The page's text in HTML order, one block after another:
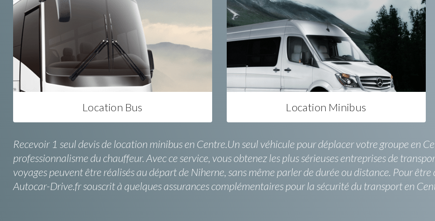
Location Bus Location Minibus
Recevoir 1 seul devis de location minibus en Centre.Un seul véhicule pour déplacer votre groupe en
professionnalisme du chauffeur. Avec ce service, vous obtenez les plus sérieuses entreprises de
voyages peuvent être réalisés au départ de Niherne, sans même parler de durée ou distance. Pour
Autocar-Drive.fr souscrit à quelques assurances complémentaires pour la sécurité du transport en